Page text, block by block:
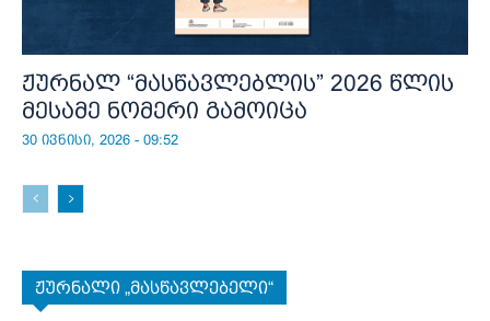
ჟურნალ “მასწავლებლის” 2026 წლის
მესამე ნომერი გამოიცა
30 ივნისი, 2026 - 09:52
ჟურნალი „მასწავლებელი“